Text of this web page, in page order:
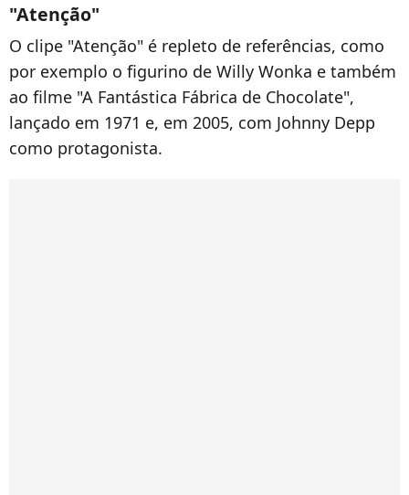
"Atenção"
O clipe "Atenção" é repleto de referências, como
por exemplo o figurino de Willy Wonka e também
ao filme "A Fantástica Fábrica de Chocolate",
lançado em 1971 e, em 2005, com Johnny Depp
como protagonista.